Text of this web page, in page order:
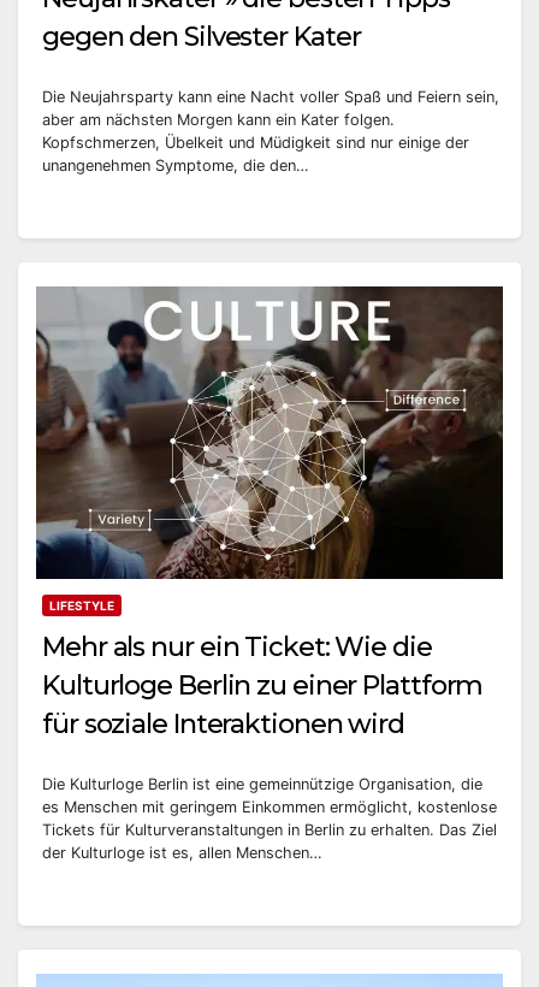
gegen den Silvester Kater
Die Neujahrsparty kann eine Nacht voller Spaß und Feiern sein,
aber am nächsten Morgen kann ein Kater folgen.
Kopfschmerzen, Übelkeit und Müdigkeit sind nur einige der
unangenehmen Symptome, die den…
LIFESTYLE
Mehr als nur ein Ticket: Wie die
Kulturloge Berlin zu einer Plattform
für soziale Interaktionen wird
Die Kulturloge Berlin ist eine gemeinnützige Organisation, die
es Menschen mit geringem Einkommen ermöglicht, kostenlose
Tickets für Kulturveranstaltungen in Berlin zu erhalten. Das Ziel
der Kulturloge ist es, allen Menschen…